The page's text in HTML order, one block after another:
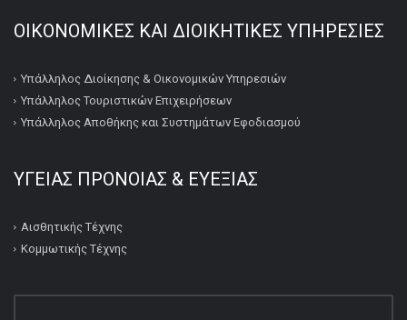
ΟΙΚΟΝΟΜΙΚΕΣ ΚΑΙ ΔΙΟΙΚΗΤΙΚΕΣ ΥΠΗΡΕΣΙΕΣ
Υπάλληλος Διοίκησης & Οικονομικών Υπηρεσιών
Υπάλληλος Τουριστικών Επιχειρήσεων
Υπάλληλος Αποθήκης και Συστημάτων Εφοδιασμού
ΥΓΕΙΑΣ ΠΡΟΝΟΙΑΣ & ΕΥΕΞΙΑΣ
Αισθητικής Τέχνης
Κομμωτικής Τέχνης